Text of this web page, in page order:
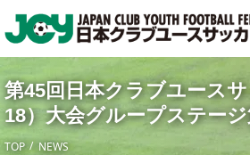
第45回日本クラブユース
18）大会グループステー
TOP
NEWS